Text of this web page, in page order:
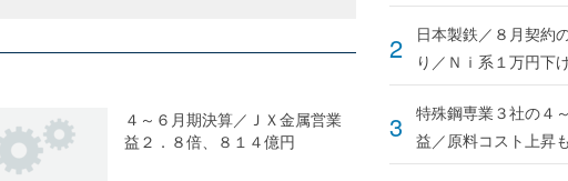
４～６月期決算／ＪＸ金属営業
益２．８倍、８１４億円
日本製鉄／８月契約
り／Ｎｉ系１万円下
特殊鋼専業３社の４
益／原料コスト上昇